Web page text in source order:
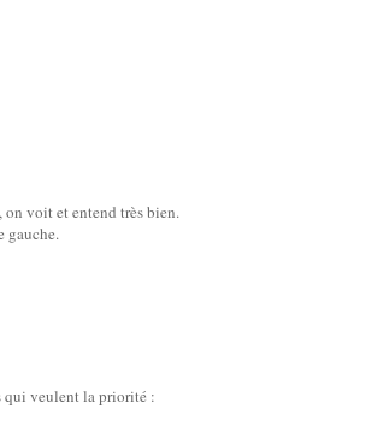
on voit et entend très bien.
gauche.
qui veulent la priorité :